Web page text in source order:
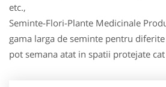
etc.,
Seminte-Flori-Plante Medicinale
gama larga de seminte pentru
pot semana atat in spatii protejate